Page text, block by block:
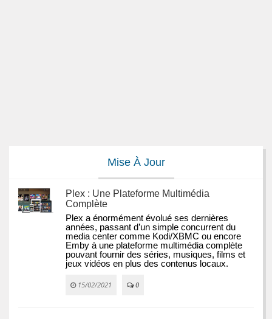
Mise À Jour
Plex : Une Plateforme Multimédia
Complète
Plex a énormément évolué ses dernières
années, passant d’un simple concurrent du
media center comme Kodi/XBMC ou encore
Emby à une plateforme multimédia complète
pouvant fournir des séries, musiques, films et
jeux vidéos en plus des contenus locaux.
15/02/2021 0